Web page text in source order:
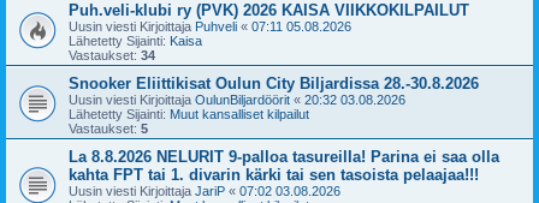
Puh.veli-klubi ry (PVK) 2026 KAISA VIIKKOKILPAILUT
Uusin viesti Kirjoittaja Puhveli « 07:11 05.08.2026
Lähetetty Sijainti: Kaisa
Vastaukset: 34
Snooker Eliittikisat Oulun City Biljardissa 28.-30.8.2026
Uusin viesti Kirjoittaja OulunBiljardöörit « 20:32 03.08.2026
Lähetetty Sijainti: Muut kansalliset kilpailut
Vastaukset: 5
La 8.8.2026 NELURIT 9-palloa tasureilla! Parina ei saa olla
kahta FPT tai 1. divarin kärki tai sen tasoista pelaajaa!!!
Uusin viesti Kirjoittaja JariP « 07:02 03.08.2026